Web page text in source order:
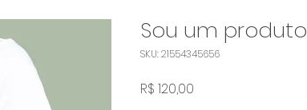
Sou um produto
SKU: 21554345656
R$ 120,00